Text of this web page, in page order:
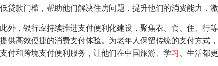
低贷款门槛，帮助他们解决住房问题，提升他们的消费能力，
此外，银行应持续推进支付便利化建设，聚焦衣、食、住、行
提供高效便捷的消费支付体验。为老年人保留传统的支付方式
支付和跨境支付便利服务，让他们在中国旅游、学习 、生活都